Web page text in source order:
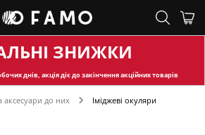
ЗНИЖКИ
днів, акція діє до закінчення акційних товарів
аксесуари до них Іміджеві окуляри